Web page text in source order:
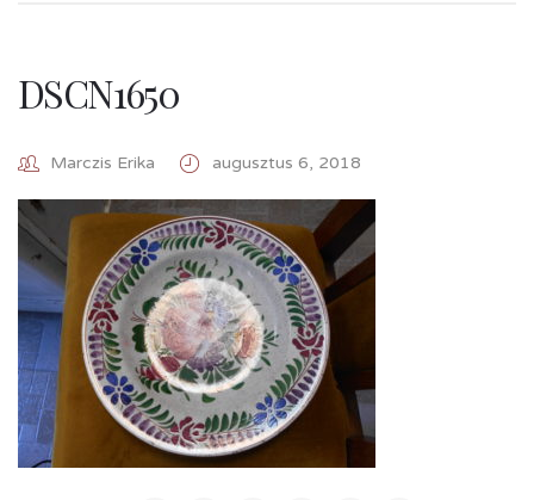
DSCN1650
Marczis Erika augusztus 6, 2018